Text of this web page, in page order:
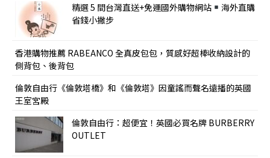
精選 5 間台灣直送+免運國外購物網站
海外直購
省錢小撇步
香港購物推薦 RABEANCO 全真皮包包，質感好超棒收納設計的
側背包、後背包
倫敦自由行《倫敦塔橋》和《倫敦塔》因童謠而聲名遠播的英國
王室宮殿
倫敦自由行：超便宜！英國必買名牌 BURBERRY
OUTLET